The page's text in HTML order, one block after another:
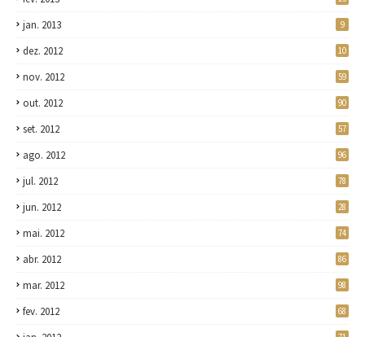
jan. 2013 9
dez. 2012 10
nov. 2012 59
out. 2012 90
set. 2012 57
ago. 2012 96
jul. 2012 78
jun. 2012 28
mai. 2012 74
abr. 2012 86
mar. 2012 98
fev. 2012 68